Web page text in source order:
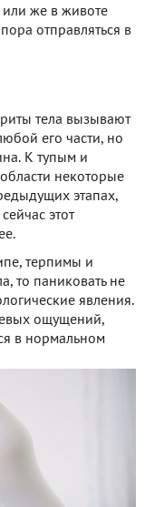
же в животе
отправляться в
тела вызывают
его части, но
К тупым и
некоторые
этапах,
этот
терпимы и
то паниковать не
явления.
ощущений,
в нормальном